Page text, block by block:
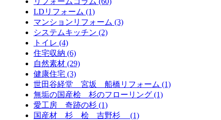
LDリフォーム (1)
マンションリフォーム (3)
システムキッチン (2)
トイレ (4)
住宅収納 (6)
自然素材 (29)
健康住宅 (3)
世田谷経堂 宮坂 船橋リフォーム (1)
無垢の国産桧 杉のフローリング (1)
愛工房 奇跡の杉 (1)
国産材 杉 桧 吉野杉 (1)